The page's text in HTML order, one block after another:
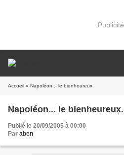
Publicité
Accueil » Napoléon... le bienheureux.
Napoléon... le bienheureux.
Publié le 20/09/2005 à 00:00
Par aben